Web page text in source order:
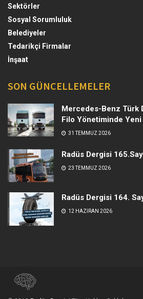
Sektörler
Sosyal Sorumluluk
Belediyeler
Tedarikçi Firmalar
İnşaat
SON GÜNCELLEMELER
Mercedes-Benz Türk
Filo Yönetiminde Yeni
31 TEMMUZ 2026
Radüs Dergisi
23 TEMMUZ 2026
Radüs Dergisi 164.
12 HAZIRAN 2026